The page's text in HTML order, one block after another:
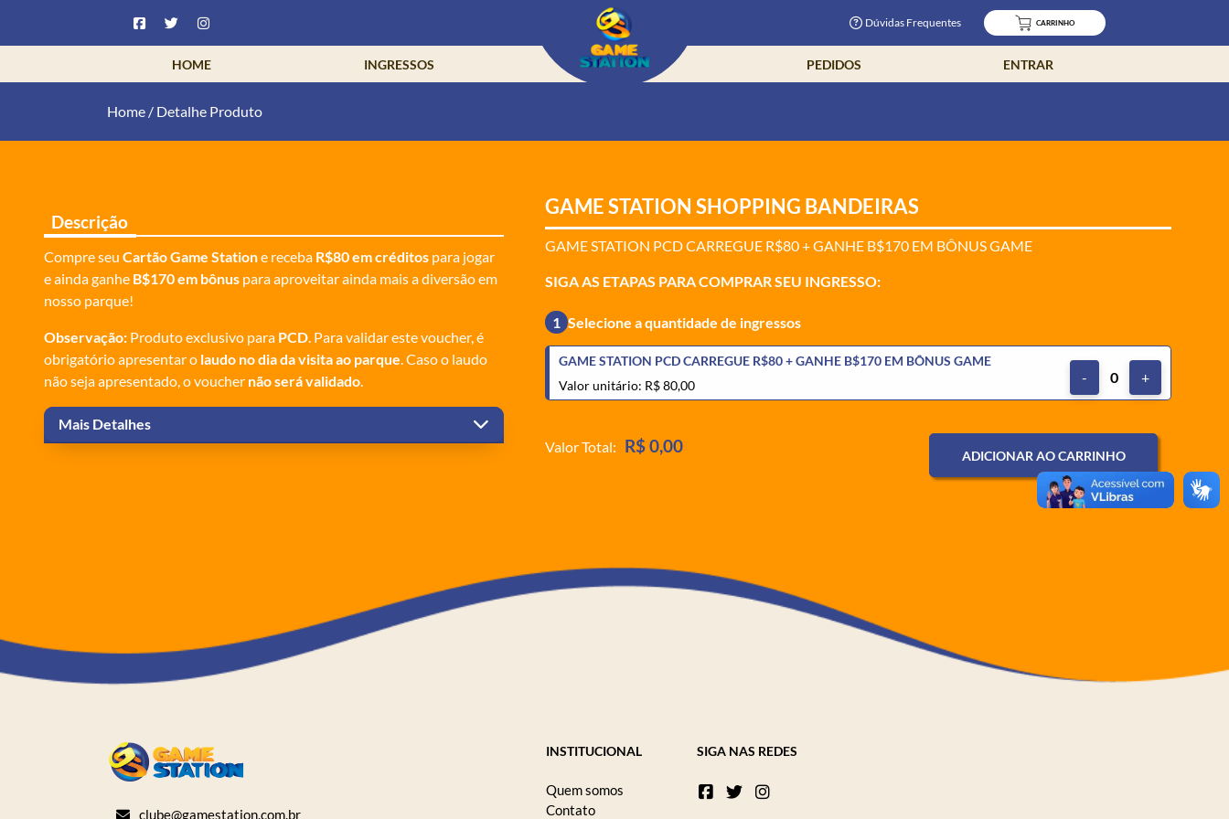
Dúvidas Frequentes CARRINHO
HOME INGRESSOS PEDIDOS ENTRAR
Home / Detalhe Produto
Descrição
Compre seu Cartão Game Statione receba R$80 em créditos para jogar
e ainda ganhe B$170 em bônus para aproveitar ainda mais a diversão em
nosso parque!
Observação: Produto exclusivo para PCD. Para validar este voucher, é
obrigatório apresentar o laudo no dia da visita ao parque. Caso o laudo
não seja apresentado, o voucher não será validado.
Mais Detalhes
GAME STATION SHOPPING BANDEIRAS
GAME STATION PCD CARREGUE R$80 + GANHE B$170 EM BÔNUS GAME
SIGA AS ETAPAS PARA COMPRAR SEU INGRESSO:
1 Selecione a quantidade de ingressos
GAME STATION PCD CARREGUE R$80 + GANHE B$170 EM BÔNUS GAME
Valor unitário: R$ 80,00
- 0 +
Valor Total: R$ 0,00 ADICIONAR AO CARRINHO
clube@gamestation.com.br
INSTITUCIONAL
Quem somos
Contato
SIGA NAS REDES